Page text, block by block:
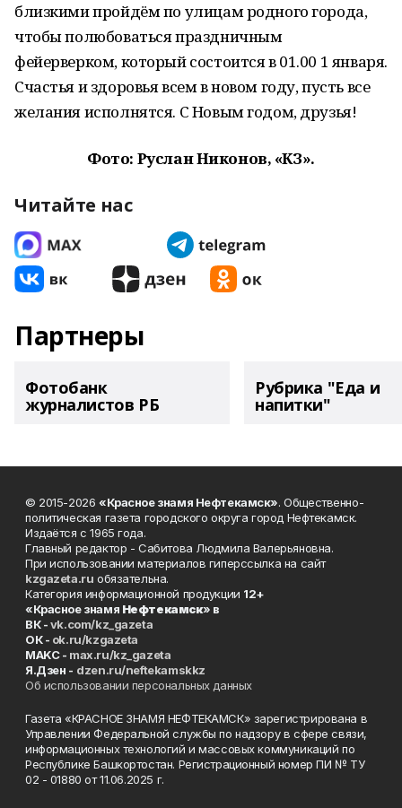
близкими пройдём по улицам родного города,
чтобы полюбоваться праздничным
фейерверком, который состоится в 01.00 1 января.
Счастья и здоровья всем в новом году, пусть все
желания исполнятся. С Новым годом, друзья!
Фото: Руслан Никонов, «КЗ».
Читайте нас
Партнеры
Фотобанк
журналистов РБ
Рубрика "Еда и
напитки"
© 2015-2026 «Красное знамя Нефтекамск». Общественно-
политическая газета городского округа город Нефтекамск.
Издаётся с 1965 года.
Главный редактор - Сабитова Людмила Валерьяновна.
При использовании материалов гиперссылка на сайт
kzgazeta.ru обязательна.
Категория информационной продукции 12+
«Красное знамя Нефтекамск» в
ВК -vk.com/kz_gazeta
ОК - ok.ru/kzgazeta
MAKC - max.ru/kz_gazeta
Я.Дзен - dzen.ru/neftekamskkz
Об использовании персональных данных
Газета «КРАСНОЕ ЗНАМЯ НЕФТЕКАМСК» зарегистрирована в
Управлении Федеральной службы по надзору в сфере связи,
информационных технологий и массовых коммуникаций по
Республике Башкортостан. Регистрационный номер ПИ № ТУ
02 - 01880 от 11.06.2025 г.